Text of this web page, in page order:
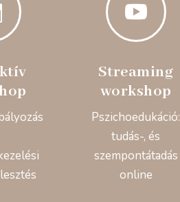

Streaming
workshop
Pszichoedukáció:
tudás-, és
szempontátadás
online